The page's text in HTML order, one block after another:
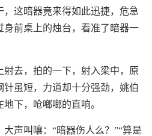
这暗器竟来得如此迅捷，危急
身前桌上的烛台，看准了暗器一
射去，拍的一下，射入梁中，原
虽短，力道却十分强劲，姚伯
下，呛啷啷的直响。
声叫嚷：“暗器伤人么？”“算是